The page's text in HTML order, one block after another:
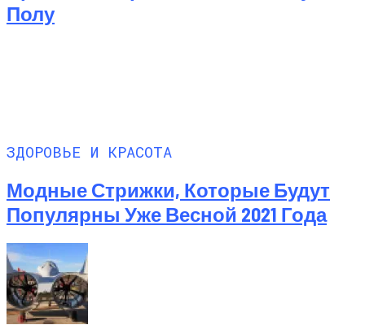
Полу
ЗДОРОВЬЕ И КРАСОТА
Модные Стрижки, Которые Будут
Популярны Уже Весной 2021 Года